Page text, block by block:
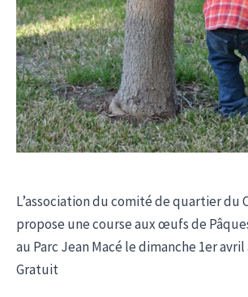
L’association du comité de quartier du
propose une course aux œufs de
au Parc Jean Macé le dimanche 1er avril
Gratuit